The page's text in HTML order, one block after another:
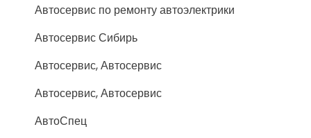
Автосервис по ремонту автоэлектрики
Автосервис Сибирь
Автосервис, Автосервис
Автосервис, Автосервис
АвтоСпец